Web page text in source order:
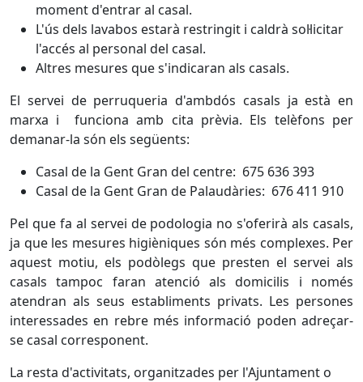
moment d'entrar al casal.
L'ús dels lavabos estarà restringit i caldrà sol·licitar
l'accés al personal del casal.
Altres mesures que s'indicaran als casals.
El servei de perruqueria d'ambdós casals ja està en
marxa i funciona amb cita prèvia. Els telèfons per
demanar-la són els següents:
Casal de la Gent Gran del centre: 675 636 393
Casal de la Gent Gran de Palaudàries: 676 411 910
Pel que fa al servei de podologia no s'oferirà als casals,
ja que les mesures higièniques són més complexes. Per
aquest motiu, els podòlegs que presten el servei als
casals tampoc faran atenció als domicilis i només
atendran als seus establiments privats. Les persones
interessades en rebre més informació poden adreçar-
se casal corresponent.
La resta d'activitats, organitzades per l'Ajuntament o